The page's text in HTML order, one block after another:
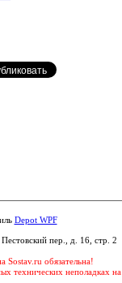
Depot WPF
пер., д. 16, стр. 2
Sostav.ru обязательна!
технических неполадках на